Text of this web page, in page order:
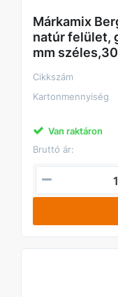
Márkamix
natúr felület,
mm
Cikkszám
Kartonmennyiség
Van raktáron
Bruttó ár: